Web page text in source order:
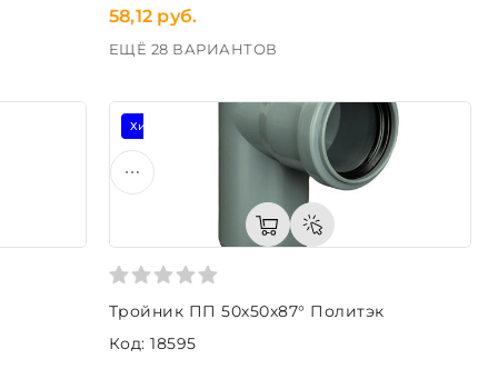
58,12 руб.
ЕЩЁ 28 ВАРИАНТОВ
Хит продаж
Тройник ПП 50х50х87° Политэк
Код: 18595